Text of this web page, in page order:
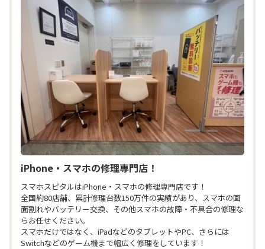
オフィス
iPhone・スマホの修理専門店！
スマホスピタルはiPhone・スマホの修理専門店です！
全国約80店舗、累計修理台数150万件の実績があり、スマホの画
面割れやバッテリー交換、その他スマホの故障・不具合の修理な
らお任せください。
スマホだけではなく、iPadなどのタブレットやPC、さらには
Switchなどのゲーム機まで幅広く修理をしています！